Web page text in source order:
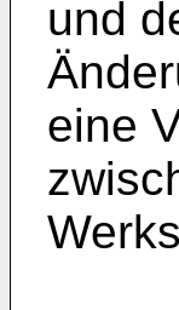
und
eine